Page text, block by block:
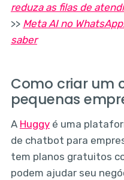
reduza as filas de
>> Meta AI no
saber
Como criar um
pequenas
A Huggyé uma
de chatbot para
tem planos gratuitos
podem ajudar seu